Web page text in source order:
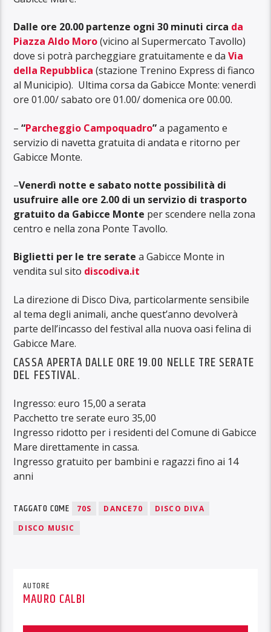
Dalle ore 20.00 partenze ogni 30 minuti circa da
Piazza Aldo Moro(vicino al Supermercato Tavollo)
dove si potrà parcheggiare gratuitamente e daVia
della Repubblica (stazione Trenino Express di fianco
al Municipio). Ultima corsa da Gabicce Monte: venerdì
ore 01.00/ sabato ore 01.00/ domenica ore 00.00.
–“Parcheggio Campoquadro”a pagamento e
servizio di navetta gratuita di andata e ritorno per
Gabicce Monte.
–Venerdì notte e sabato notte possibilità di
usufruire alle ore 2.00 di un servizio di trasporto
gratuito da Gabicce Monte per scendere nella zona
centro e nella zona Ponte Tavollo.
Biglietti per le tre serate a Gabicce Monte in
vendita sul sito discodiva.it
La direzione di Disco Diva, particolarmente sensibile
al tema degli animali, anche quest’anno devolverà
parte dell’incasso del festival alla nuova oasi felina di
Gabicce Mare.
CASSA APERTA DALLE ORE 19.00 NELLE TRE SERATE
DEL FESTIVAL.
Ingresso: euro 15,00 a serata
Pacchetto tre serate euro 35,00
Ingresso ridotto per i residenti del Comune di Gabicce
Mare direttamente in cassa.
Ingresso gratuito per bambini e ragazzi fino ai 14
anni
TAGGATO COME 70S DANCE70
DISCO DIVA
DISCO MUSIC
AUTORE
MAURO CALBI